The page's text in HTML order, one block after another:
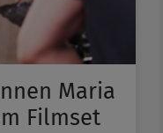
Maria
Filmset